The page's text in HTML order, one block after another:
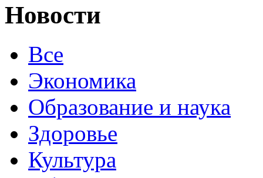
Новости
Все
Экономика
Образование и наука
Здоровье
Культура